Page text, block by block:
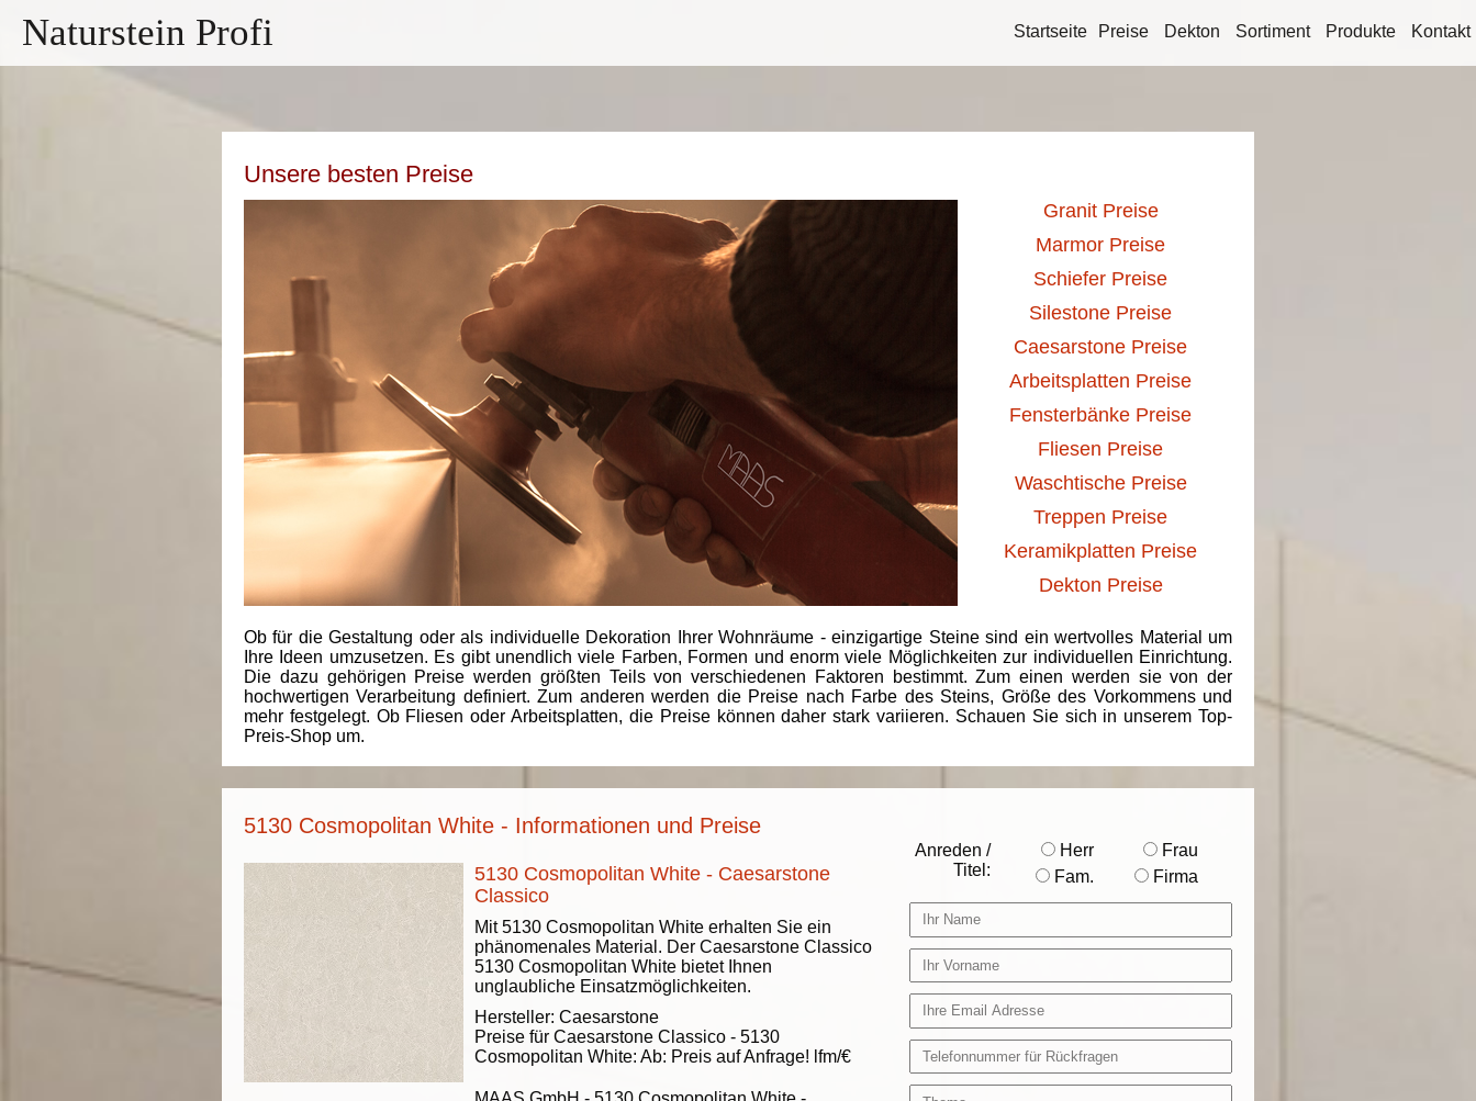
Naturstein Profi Startseite Preise Dekton Sortiment Produkte Kontakt
Unsere besten Preise
Granit Preise
Marmor Preise
Schiefer Preise
Silestone Preise
Caesarstone Preise
Arbeitsplatten Preise
Fensterbänke Preise
Fliesen Preise
Waschtische Preise
Treppen Preise
Keramikplatten Preise
Dekton Preise
Ob für die Gestaltung oder als individuelle Dekoration Ihrer Wohnräume - einzigartige Steine sind ein wertvolles Material um
Ihre Ideen umzusetzen. Es gibt unendlich viele Farben, Formen und enorm viele Möglichkeiten zur individuellen Einrichtung.
Die dazu gehörigen Preise werden größten Teils von verschiedenen Faktoren bestimmt. Zum einen werden sie von der
hochwertigen Verarbeitung definiert. Zum anderen werden die Preise nach Farbe des Steins, Größe des Vorkommens und
mehr festgelegt. Ob Fliesen oder Arbeitsplatten, die Preise können daher stark variieren. Schauen Sie sich in unserem Top-
Preis-Shop um.
5130 Cosmopolitan White - Informationen und Preise
5130 Cosmopolitan White - Caesarstone
Classico
Mit 5130 Cosmopolitan White erhalten Sie ein
phänomenales Material. Der Caesarstone Classico
5130 Cosmopolitan White bietet Ihnen
unglaubliche Einsatzmöglichkeiten.
Hersteller: Caesarstone
Preise für Caesarstone Classico - 5130
Cosmopolitan White: Ab: Preis auf Anfrage! lfm/€
Anreden /
Titel:
Herr
Frau
Fam.
Firma